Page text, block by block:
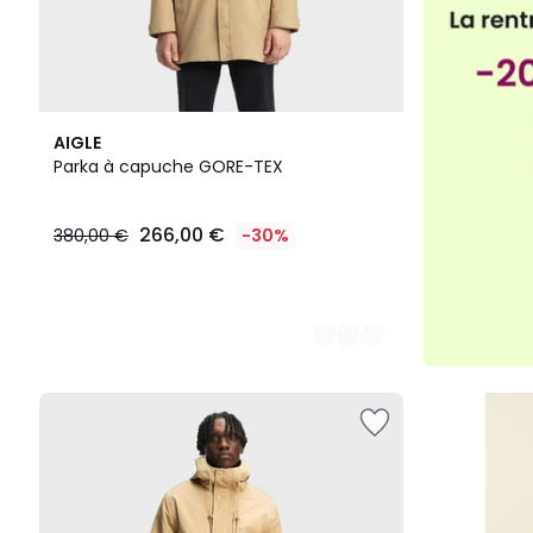
AIGLE
Parka à capuche GORE-TEX
380,00 € 266,00 € -30%
2
Couleurs